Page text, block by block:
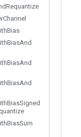
Requantize
Channel
Bias
BiasAnd
BiasAnd
BiasAnd
BiasSigned
BiasSum